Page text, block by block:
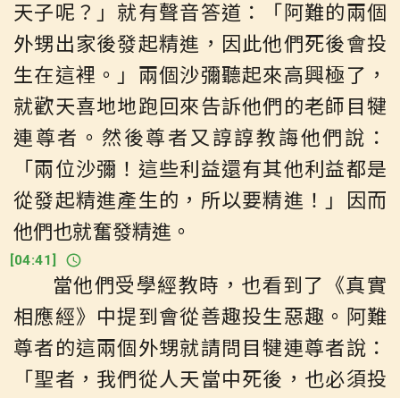
天子呢？」就有聲音答道：「阿難的兩個
外甥出家後發起精進，因此他們死後會投
生在這裡。」兩個沙彌聽起來高興極了，
就歡天喜地地跑回來告訴他們的老師目犍
連尊者。然後尊者又諄諄教誨他們說：
「兩位沙彌！這些利益還有其他利益都是
從發起精進產生的，所以要精進！」因而
他們也就奮發精進。
[04:41]
當他們受學經教時，也看到了《真實
相應經》中提到會從善趣投生惡趣。阿難
尊者的這兩個外甥就請問目犍連尊者說：
「聖者，我們從人天當中死後，也必須投